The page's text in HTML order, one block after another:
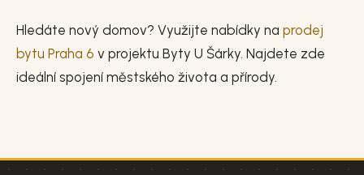
Hledáte nový domov? Využijte nabídky na prodej
bytu Praha 6 v projektu Byty U Šárky. Najdete zde
ideální spojení městského života a přírody.